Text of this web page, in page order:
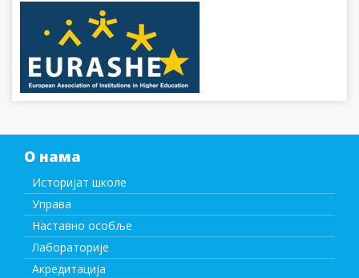
О нама
Историјат школе
Управа
Наставно особље
Лабораторије
Акредитација